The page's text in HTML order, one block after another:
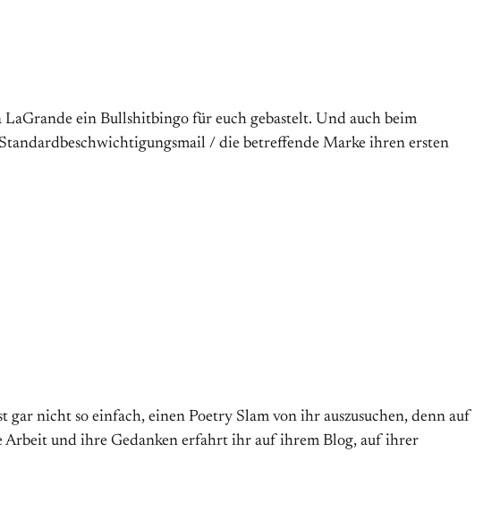
ein Bullshitbingo für euch gebastelt. Und auch beim
/ die betreffende Marke ihren ersten
gar nicht so einfach, einen Poetry Slam von ihr auszusuchen, denn auf
Arbeit und ihre Gedanken erfahrt ihr auf ihrem Blog, auf ihrer